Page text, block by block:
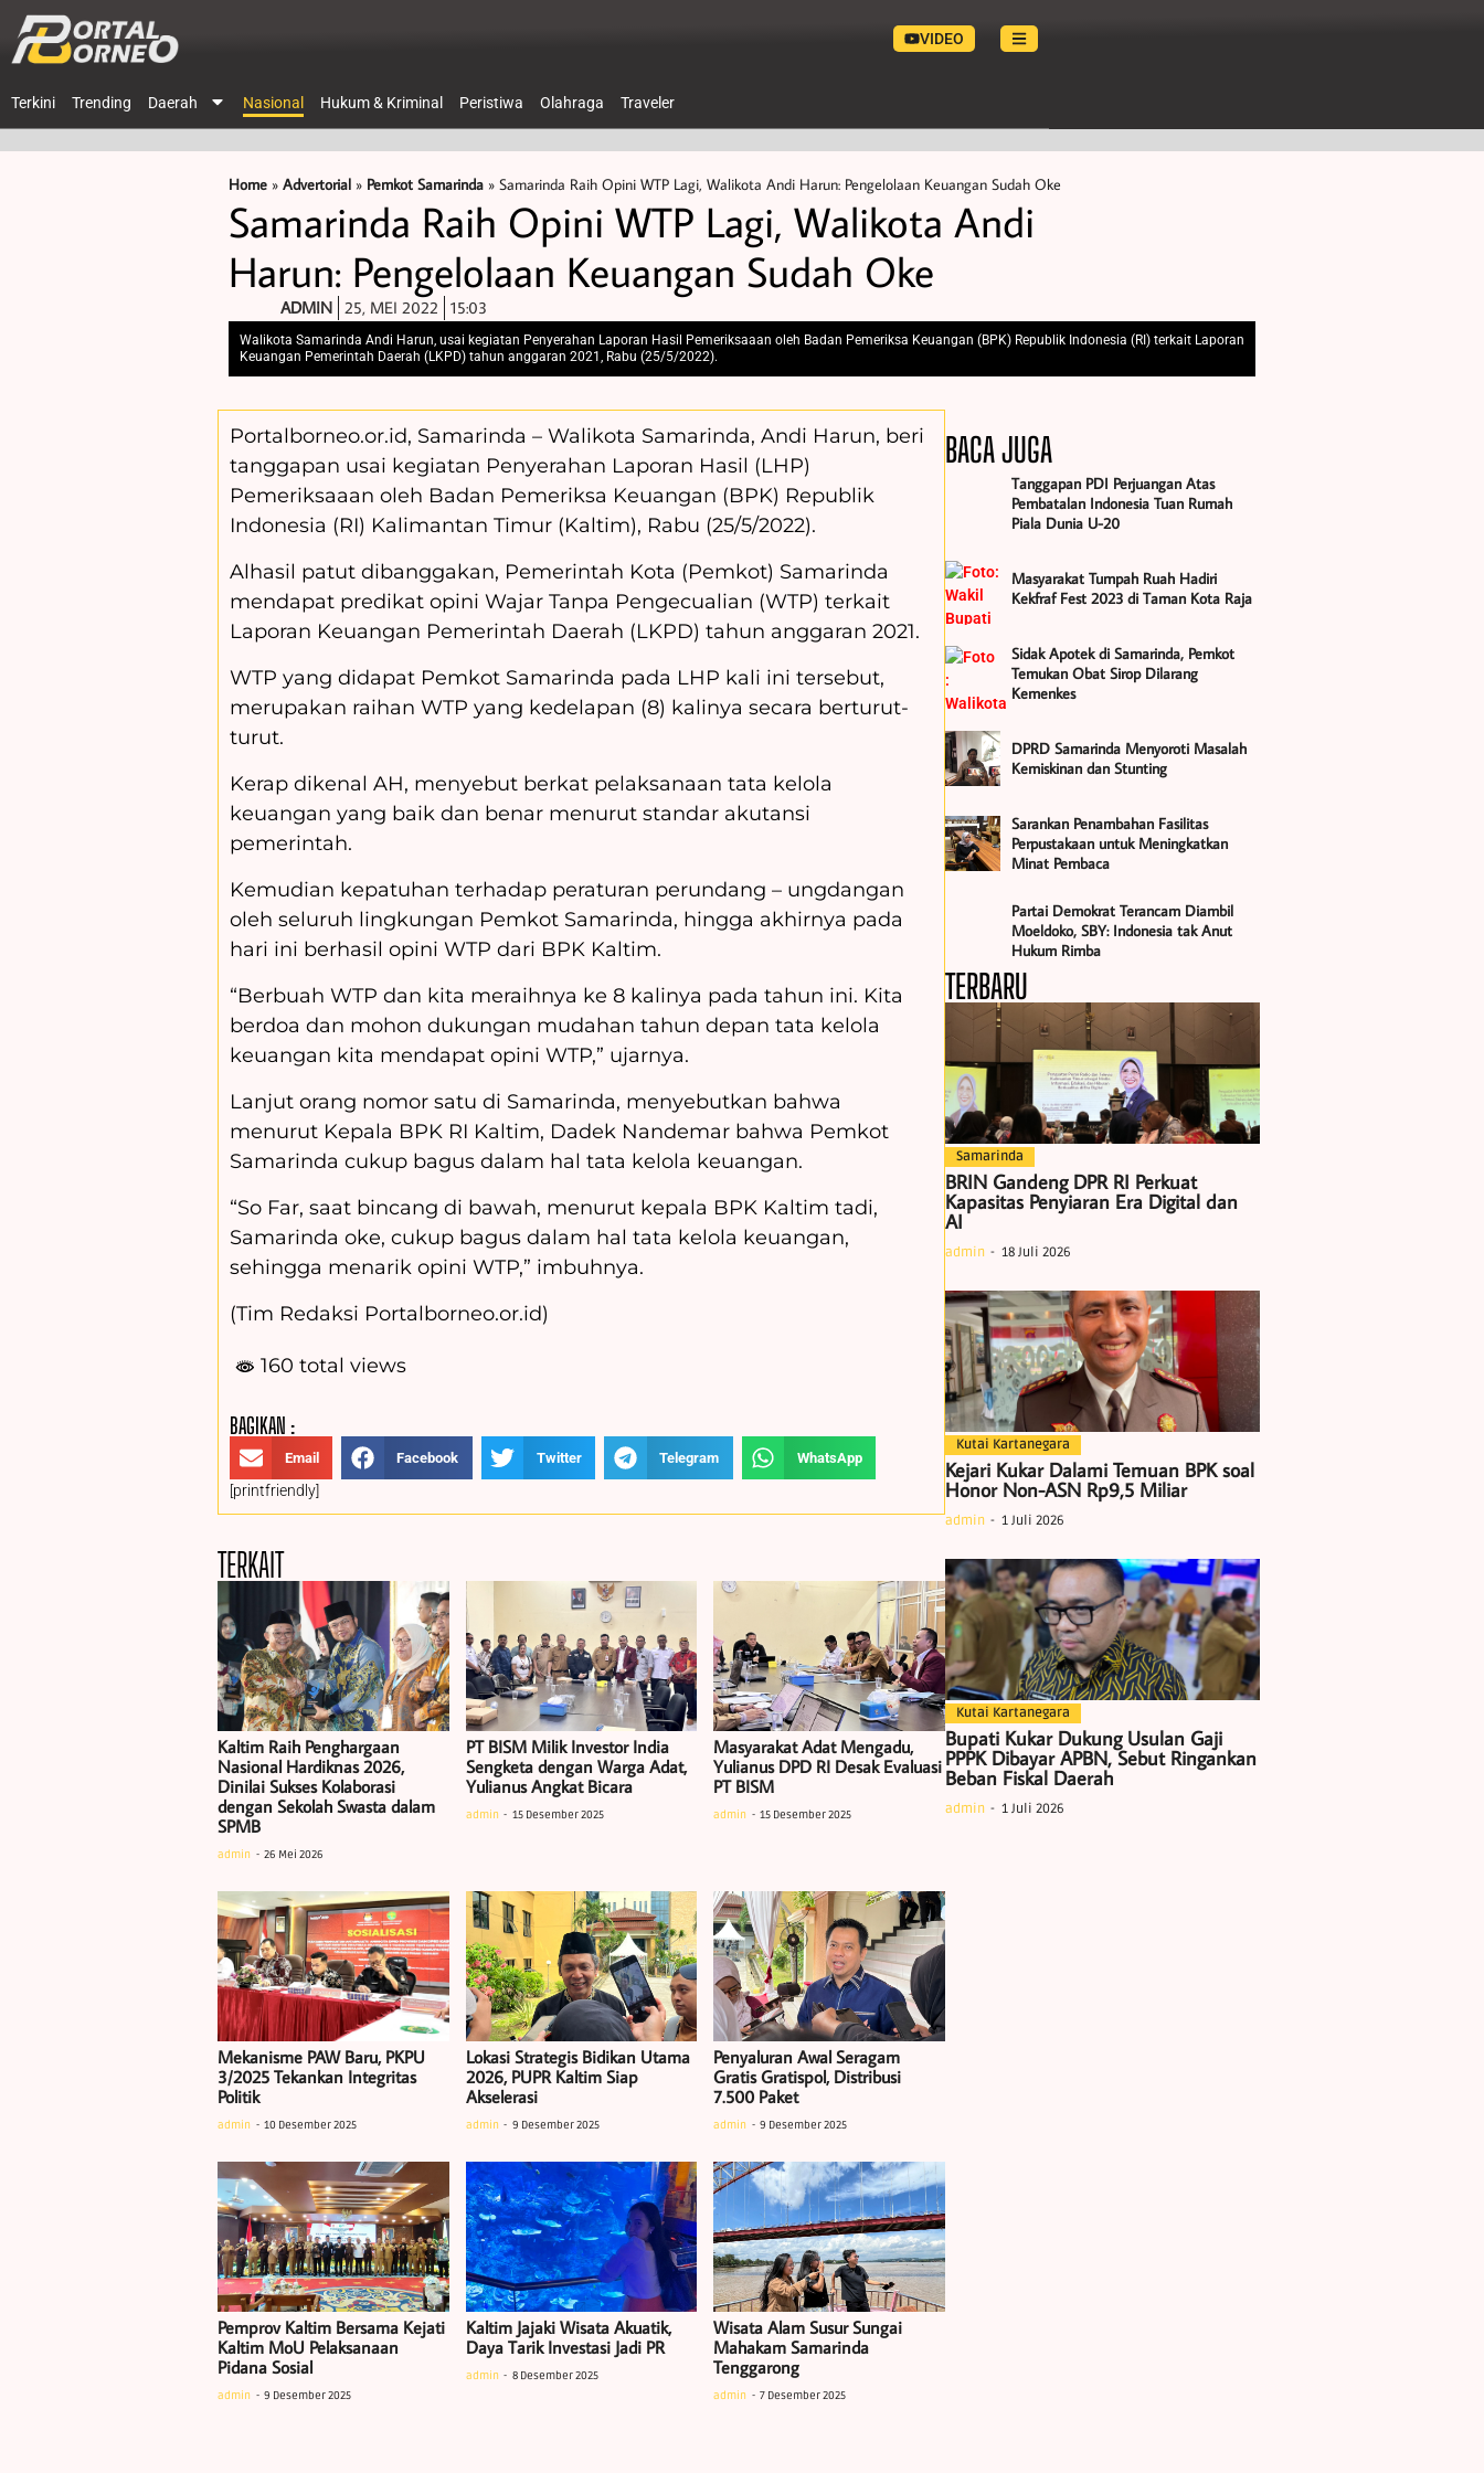
VIDEO
Terkini Trending Daerah Nasional Hukum & Kriminal Peristiwa Olahraga Traveler
Home » Advertorial » Pemkot Samarinda » Samarinda Raih Opini WTP Lagi, Walikota Andi Harun: Pengelolaan Keuangan Sudah Oke
Samarinda Raih Opini WTP Lagi, Walikota Andi
Harun: Pengelolaan Keuangan Sudah Oke
ADMIN 25, MEI 2022 15:03
Walikota Samarinda Andi Harun, usai kegiatan Penyerahan Laporan Hasil Pemeriksaaan oleh Badan Pemeriksa Keuangan (BPK) Republik Indonesia (RI) terkait Laporan
Keuangan Pemerintah Daerah (LKPD) tahun anggaran 2021, Rabu (25/5/2022).
Portalborneo.or.id, Samarinda – Walikota Samarinda, Andi Harun, beri
tanggapan usai kegiatan Penyerahan Laporan Hasil (LHP)
Pemeriksaaan oleh Badan Pemeriksa Keuangan (BPK) Republik
Indonesia (RI) Kalimantan Timur (Kaltim), Rabu (25/5/2022).
Alhasil patut dibanggakan, Pemerintah Kota (Pemkot) Samarinda
mendapat predikat opini Wajar Tanpa Pengecualian (WTP) terkait
Laporan Keuangan Pemerintah Daerah (LKPD) tahun anggaran 2021.
WTP yang didapat Pemkot Samarinda pada LHP kali ini tersebut,
merupakan raihan WTP yang kedelapan (8) kalinya secara berturut-
turut.
Kerap dikenal AH, menyebut berkat pelaksanaan tata kelola
keuangan yang baik dan benar menurut standar akutansi
pemerintah.
Kemudian kepatuhan terhadap peraturan perundang – ungdangan
oleh seluruh lingkungan Pemkot Samarinda, hingga akhirnya pada
hari ini berhasil opini WTP dari BPK Kaltim.
“Berbuah WTP dan kita meraihnya ke 8 kalinya pada tahun ini. Kita
berdoa dan mohon dukungan mudahan tahun depan tata kelola
keuangan kita mendapat opini WTP,” ujarnya.
Lanjut orang nomor satu di Samarinda, menyebutkan bahwa
menurut Kepala BPK RI Kaltim, Dadek Nandemar bahwa Pemkot
Samarinda cukup bagus dalam hal tata kelola keuangan.
“So Far, saat bincang di bawah, menurut kepala BPK Kaltim tadi,
Samarinda oke, cukup bagus dalam hal tata kelola keuangan,
sehingga menarik opini WTP,” imbuhnya.
(Tim Redaksi Portalborneo.or.id)
160 total views
BAGIKAN :
Email Facebook Twitter Telegram WhatsApp
[printfriendly]
TERKAIT
Kaltim Raih Penghargaan
Nasional Hardiknas 2026,
Dinilai Sukses Kolaborasi
dengan Sekolah Swasta dalam
SPMB
admin 26 Mei 2026
PT BISM Milik Investor India
Sengketa dengan Warga Adat,
Yulianus Angkat Bicara
admin 15 Desember 2025
Masyarakat Adat Mengadu,
Yulianus DPD RI Desak Evaluasi
PT BISM
admin 15 Desember 2025
Mekanisme PAW Baru, PKPU
3/2025 Tekankan Integritas
Politik
admin 10 Desember 2025
Lokasi Strategis Bidikan Utama
2026, PUPR Kaltim Siap
Akselerasi
admin 9 Desember 2025
Penyaluran Awal Seragam
Gratis Gratispol, Distribusi
7.500 Paket
admin 9 Desember 2025
Pemprov Kaltim Bersama Kejati
Kaltim MoU Pelaksanaan
Pidana Sosial
admin 9 Desember 2025
Kaltim Jajaki Wisata Akuatik,
Daya Tarik Investasi Jadi PR
admin 8 Desember 2025
Wisata Alam Susur Sungai
Mahakam Samarinda
Tenggarong
admin 7 Desember 2025
BACA JUGA
Tanggapan PDI Perjuangan Atas
Pembatalan Indonesia Tuan Rumah
Piala Dunia U-20
Masyarakat Tumpah Ruah Hadiri
Kekfraf Fest 2023 di Taman Kota Raja
Sidak Apotek di Samarinda, Pemkot
Temukan Obat Sirop Dilarang
Kemenkes
DPRD Samarinda Menyoroti Masalah
Kemiskinan dan Stunting
Sarankan Penambahan Fasilitas
Perpustakaan untuk Meningkatkan
Minat Pembaca
Partai Demokrat Terancam Diambil
Moeldoko, SBY: Indonesia tak Anut
Hukum Rimba
TERBARU
Samarinda
BRIN Gandeng DPR RI Perkuat
Kapasitas Penyiaran Era Digital dan
AI
admin 18 Juli 2026
Kutai Kartanegara
Kejari Kukar Dalami Temuan BPK soal
Honor Non-ASN Rp9,5 Miliar
admin 1 Juli 2026
Kutai Kartanegara
Bupati Kukar Dukung Usulan Gaji
PPPK Dibayar APBN, Sebut Ringankan
Beban Fiskal Daerah
admin 1 Juli 2026